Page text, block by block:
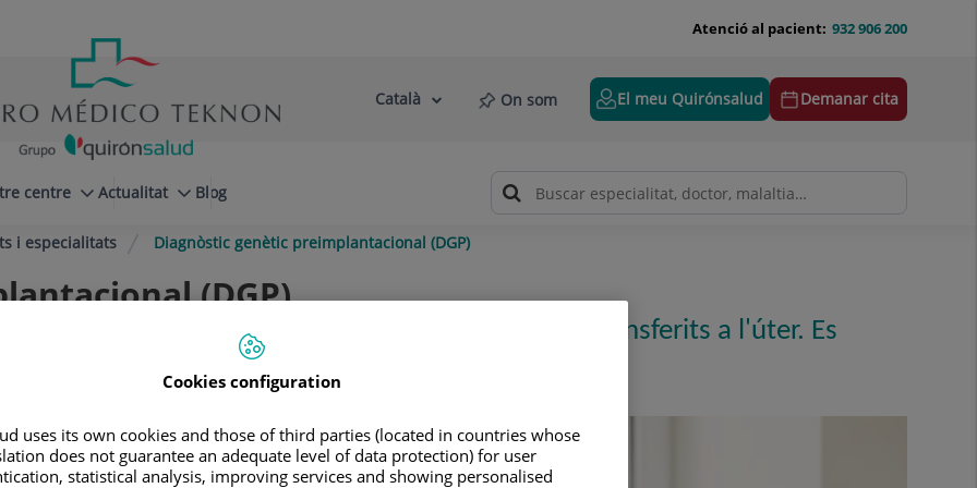
932 906 200
Atenció al pacient:
Selector
Llenguatge
Català On som El meu Quirónsalud Demanar cita
centre Actualitat Blog
i especialitats Diagnòstic genètic preimplantacional (DGP)
(DGP)
genètiques als embrions abans que siguin transferits a l'úter. Es
genètica.
Cookies configuration
uses its own cookies and those of third parties (located in countries whose
does not guarantee an adequate level of data protection) for user
statistical analysis, improving services and showing personalised